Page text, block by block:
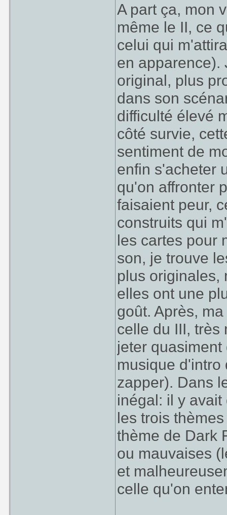
A part ça, mon
même le II, ce
celui qui
en apparence).
original, plus
dans son
difficulté élevé
côté survie,
sentiment de
enfin s'acheter
qu'on affronter
faisaient peur,
construits qui
les cartes pour
son, je trouve
plus originales,
elles ont une
goût. Après,
celle du III, très
jeter
musique d'intro
zapper). Dans
inégal: il y
les trois
thème de Dark
ou mauvaises
et
celle qu'on